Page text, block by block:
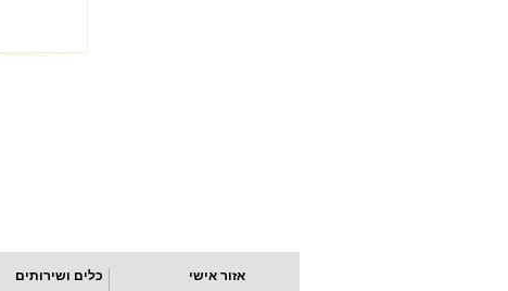
אזור אישי כלים ושירותים